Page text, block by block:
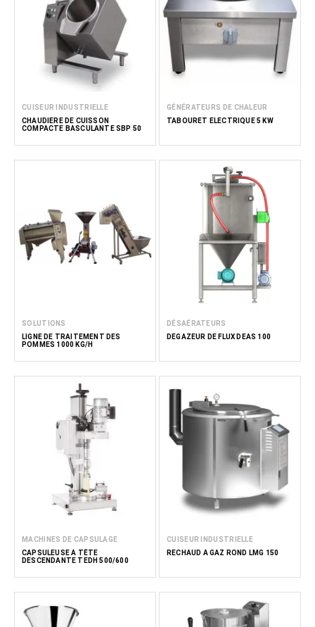
CUISEUR INDUSTRIELLE
CHAUDIÈRE DE CUISSON
COMPACTE BASCULANTE SBP 50
GÉNÉRATEURS DE CHALEUR
TABOURET ÉLECTRIQUE 5 KW
SOLUTIONS
LIGNE DE TRAITEMENT DES
POMMES 1000 KG/H
DÉSAÉRATEURS
DÉGAZEUR DE FLUX DEAS 100
MACHINES DE CAPSULAGE
CAPSULEUSE À TÊTE
DESCENDANTE TEDH 500/600
CUISEUR INDUSTRIELLE
RÉCHAUD À GAZ ROND LMG 150